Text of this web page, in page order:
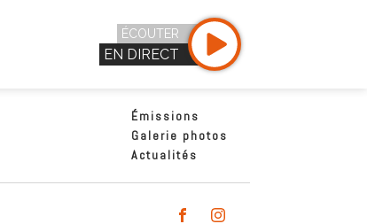
ÉCOUTER
EN DIRECT
Émissions
Galerie photos
Actualités